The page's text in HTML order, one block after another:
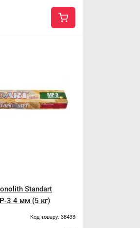
Standart
3 4 мм (5 кг)
Код товару: 38433